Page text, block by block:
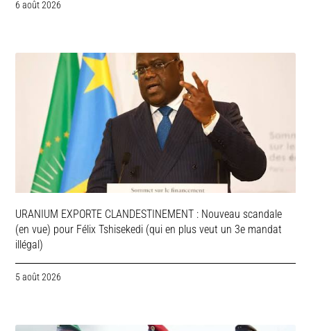
6 août 2026
URANIUM EXPORTE CLANDESTINEMENT : Nouveau scandale
(en vue) pour Félix Tshisekedi (qui en plus veut un 3e mandat
illégal)
5 août 2026